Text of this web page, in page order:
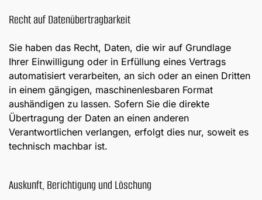
Recht auf Daten­übertrag­barkeit
Sie haben das Recht, Daten, die wir auf Grundlage
Ihrer Einwilligung oder in Erfüllung eines Vertrags
automatisiert verarbeiten, an sich oder an einen Dritten
in einem gängigen, maschinenlesbaren Format
aushändigen zu lassen. Sofern Sie die direkte
Übertragung der Daten an einen anderen
Verantwortlichen verlangen, erfolgt dies nur, soweit es
technisch machbar ist.
Auskunft, Berichtigung und Löschung